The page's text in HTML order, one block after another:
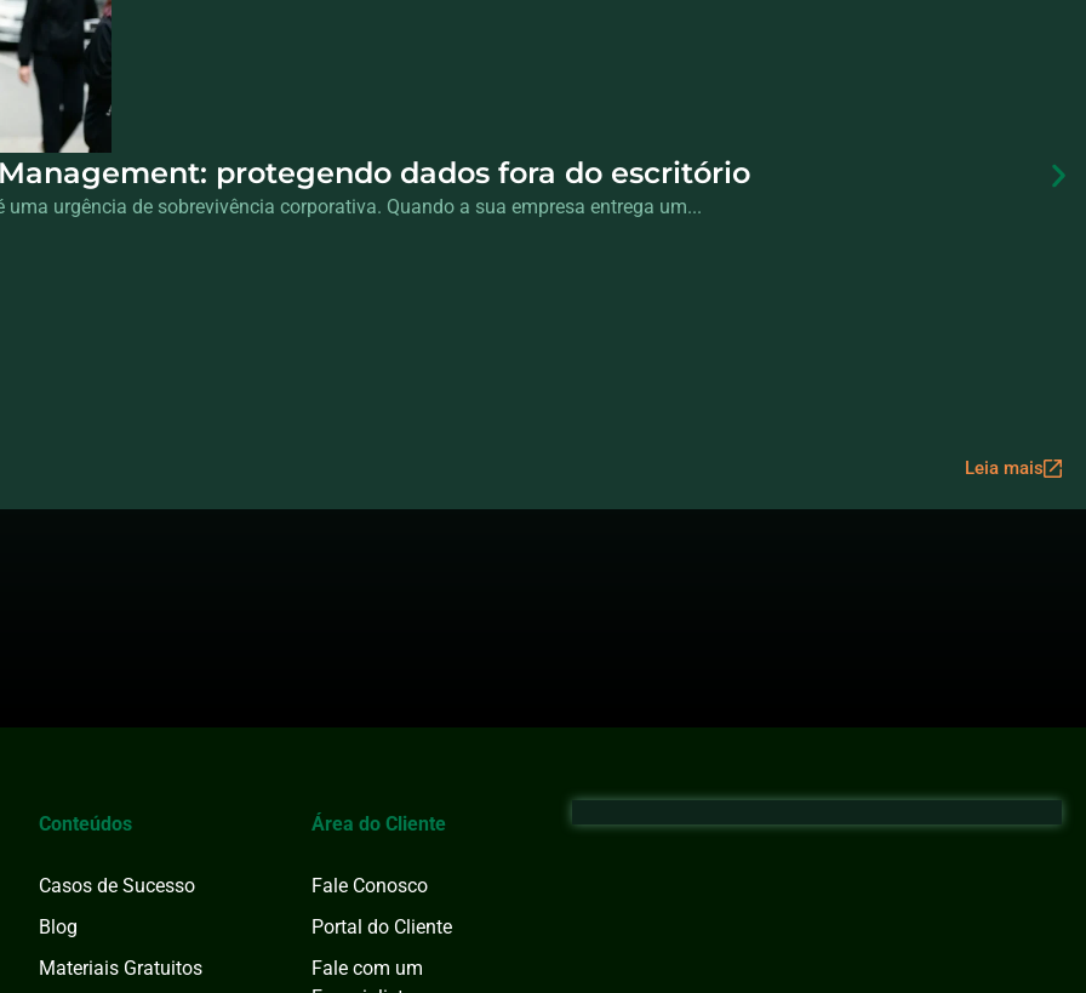
protegendo dados fora do escritório
urgência de sobrevivência corporativa. Quando a sua empresa entrega um...
Leia mais
Conteúdos
Casos de Sucesso
Blog
Materiais Gratuitos
Área do Cliente
Fale Conosco
Portal do Cliente
Fale com um